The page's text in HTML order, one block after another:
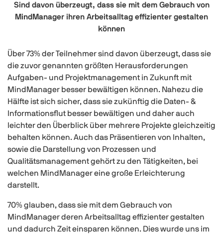
Sind davon überzeugt, dass sie mit dem Gebrauch von
MindManager ihren Arbeitsalltag effizienter gestalten
können
Über 73% der Teilnehmer sind davon überzeugt, dass sie
die zuvor genannten größten Herausforderungen
Aufgaben- und Projektmanagement in Zukunft mit
MindManager besser bewältigen können. Nahezu die
Hälfte ist sich sicher, dass sie zukünftig die Daten- &
Informationsflut besser bewältigen und daher auch
leichter den Überblick über mehrere Projekte gleichzeitig
behalten können. Auch das Präsentieren von Inhalten,
sowie die Darstellung von Prozessen und
Qualitätsmanagement gehört zu den Tätigkeiten, bei
welchen MindManager eine große Erleichterung
darstellt.
70% glauben, dass sie mit dem Gebrauch von
MindManager deren Arbeitsalltag effizienter gestalten
und dadurch Zeit einsparen können. Dies wurde uns im